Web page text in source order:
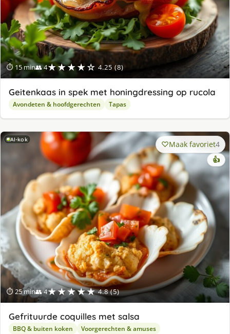
⏱ 15 min👥 4★★★★☆ 4.25 (8)
Geitenkaas in spek met honingdressing op rucola
Avondeten & hoofdgerechten Tapas
AI-kok
⏱ 25 min👥 4★★★★★ 4.8 (5)
Maak favoriet4
👍
Gefrituurde coquilles met salsa
BBQ & buiten koken Voorgerechten & amuses